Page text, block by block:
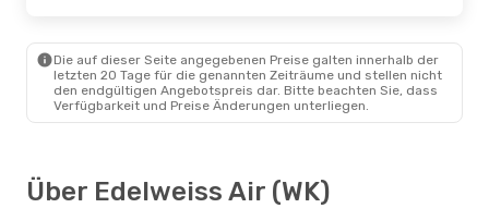
Die auf dieser Seite angegebenen Preise galten innerhalb der
letzten 20 Tage für die genannten Zeiträume und stellen nicht
den endgültigen Angebotspreis dar. Bitte beachten Sie, dass
Verfügbarkeit und Preise Änderungen unterliegen.
Über Edelweiss Air (WK)